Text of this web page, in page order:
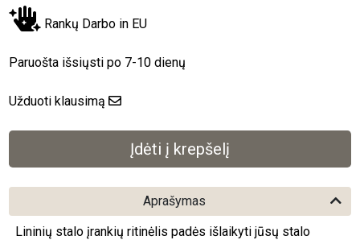
Rankų Darbo in EU
Paruošta išsiųsti po 7-10 dienų
Užduoti klausimą
Aprašymas
Lininių stalo įrankių ritinėlis padės išlaikyti jūsų stalo